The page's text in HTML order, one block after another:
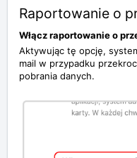
Raportowanie o
Włącz raportowanie o
Aktywując tę opcję,
mail w przypadku
pobrania danych.